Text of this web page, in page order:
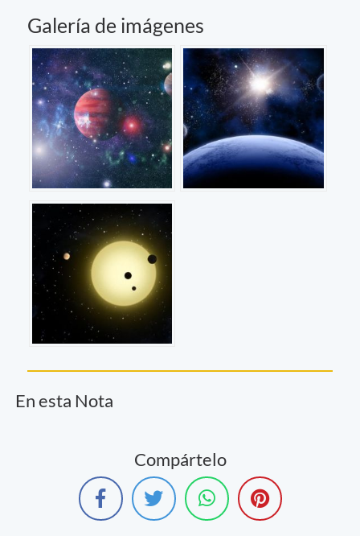
Galería de imágenes
En esta Nota
Compártelo